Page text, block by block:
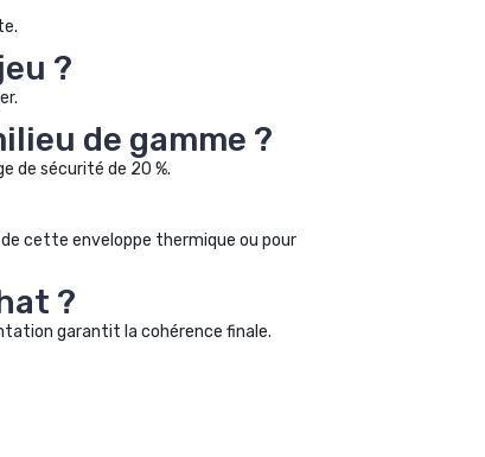
?
de gamme ?
de sécurité de 20 %.
cette enveloppe thermique ou pour
?
garantit la cohérence finale.